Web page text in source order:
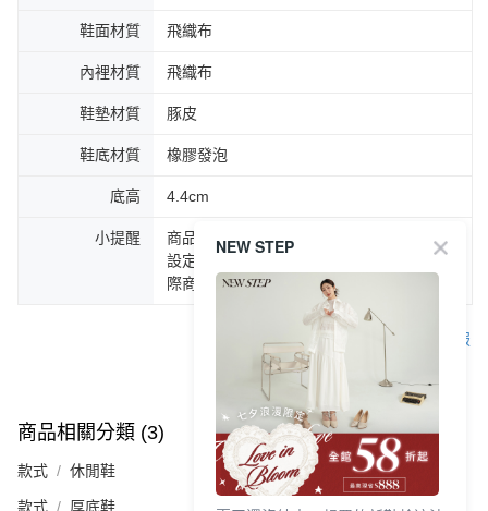
鞋面材質 飛織布
內裡材質 飛織布
鞋墊材質 豚皮
鞋底材質 橡膠發泡
底高 4.4cm
小提醒
商品圖片顏色會因拍攝燈光環境或個人螢幕
設定不同，而造成部份色差現象，顏色以實
際商品為主。
客服
商品相關分類 (3) 查看全部
款式 休閒鞋
款式 厚底鞋
NEW STEP